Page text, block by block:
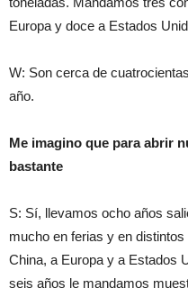
Europa y doce a Estados
W: Son cerca de
año.
Me imagino que para abrir
bastante
S: Sí, llevamos ocho años
mucho en ferias y en distintos
China, a Europa y a Estados
seis años le mandamos